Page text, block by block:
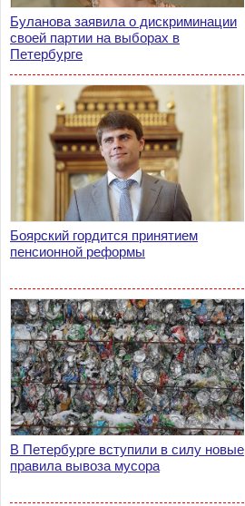
Буланова заявила о дискриминации
своей партии на выборах в
Петербурге
Боярский гордится принятием
пенсионной реформы
В Петербурге вступили в силу новые
правила вывоза мусора